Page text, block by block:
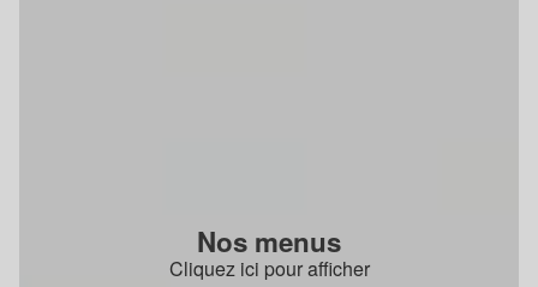
Nos menus
Cliquez ici pour afficher